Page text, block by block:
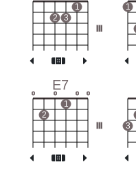
2 3
1 1
E7
o
2
o
1
o o
3